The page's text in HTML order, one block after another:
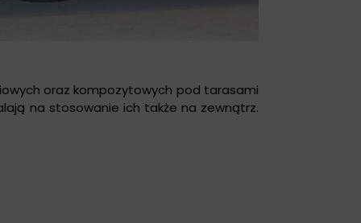
oraz kompozytowych pod tarasami
na stosowanie ich także na zewnątrz.